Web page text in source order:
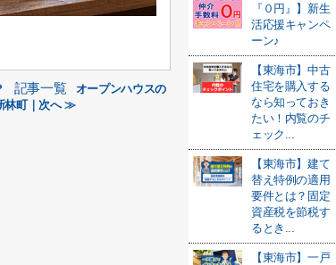
記事一覧
オープンハウスの
林町｜次へ ≫
『０円』】新生
活応援キャンペ
ーン♪
【東海市】中古
住宅を購入する
なら知っておき
たい！内覧のチ
ェック...
【東海市】建て
替え特例の適用
要件とは？固定
資産税を節税す
るとき...
【東海市】一戸